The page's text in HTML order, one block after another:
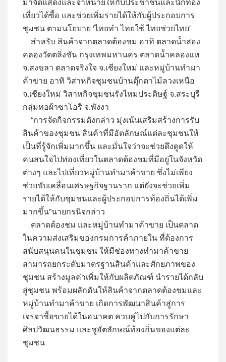
เที่ยวได้ซื้อ และช่วยเพิ่มรายได้ให้กับผู้ประกอบการ
ชุมชน ตามนโยบาย 'ไทยทำ ไทยใช้ ไทยช่วยไทย'
สำหรับ สินค้าจากตลาดต้องชม อาทิ ตลาดน้ำสอง
คลองวัดตลิ่งชัน กรุงเทพมหานคร ตลาดน้ำคลองแห
จ.สงขลา ตลาดจริงใจ จ.เชียงใหม่ และหมู่บ้านทำมา
ค้าขาย อาทิ วิสาหกิจชุมชนบ้านตุ๊กตาไม้ลวงเหนือ
จ.เชียงใหม่ วิสาหกิจชุมชนรังไหมประดิษฐ์ จ.สระบุรี
กลุ่มทอผ้าซาโอริ จ.พังงา
“การจัดกิจกรรมดังกล่าว มุ่งเน้นเสริมสร้างการรับ
สินค้าของชุมชน สินค้าที่มีอัตลักษณ์แต่ละชุมชนให้
เป็นที่รู้จักเพิ่มมากขึ้น และมั่นใจว่าจะช่วยดึงดูดให้
คนสนใจไปท่องเที่ยวในตลาดต้องชมที่มีอยู่ในจังหวัด
ต่างๆ และไปเที่ยวหมู่บ้านทำมาค้าขาย ซึ่งไม่เพียง
ช่วยขับเคลื่อนเศรษฐกิจฐานราก แต่ยังจะช่วยเพิ่ม
รายได้ให้กับชุมชนและผู้ประกอบการท้องถิ่นได้เพิ่ม
มากขึ้น”นายกรนิจกล่าว
ตลาดต้องชม และหมู่บ้านทำมาค้าขาย เป็นตลาด
ในความส่งเสริมของกรมการค้าภายใน ที่ต้องการ
สนับสนุนคนในชุมชน ให้มีช่องทางทำมาค้าขาย
สามารถยกระดับมาตรฐานสินค้าและศักยภาพของ
ชุมชน สร้างมูลค่าเพิ่มให้กับผลิตภัณฑ์ นำรายได้กลับ
สู่ชุมชน พร้อมผลักดันให้สินค้าจากตลาดต้องชมและ
หมู่บ้านทำมาค้าขาย เกิดการพัฒนาสินค้าสู่การ
เจรจาซื้อขายได้ในอนาคต ควบคู่ไปกับการรักษา
ศิลปวัฒนธรรม และชูอัตลักษณ์ท้องถิ่นของแต่ละ
ชุมชน